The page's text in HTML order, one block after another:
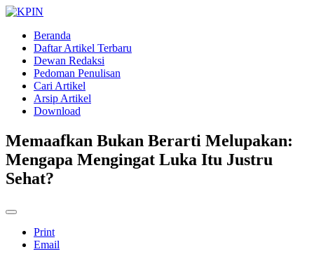
Beranda
Daftar Artikel Terbaru
Dewan Redaksi
Pedoman Penulisan
Cari Artikel
Arsip Artikel
Download
Memaafkan Bukan Berarti Melupakan:
Mengapa Mengingat Luka Itu Justru
Sehat?
Print
Email